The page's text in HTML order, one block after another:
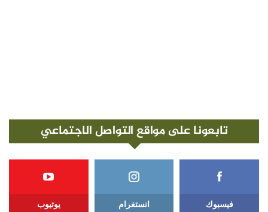
تابعونا على مواقع التواصل الاجتماعي
فيسبوك انستغرام يوتيوب